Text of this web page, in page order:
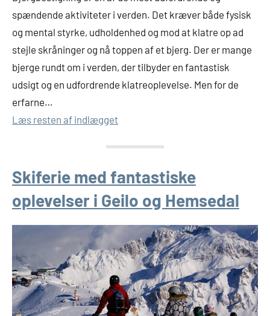
spændende aktiviteter i verden. Det kræver både fysisk
og mental styrke, udholdenhed og mod at klatre op ad
stejle skråninger og nå toppen af et bjerg. Der er mange
bjerge rundt om i verden, der tilbyder en fantastisk
udsigt og en udfordrende klatreoplevelse. Men for de
erfarne…
Læs resten af indlægget
Skiferie med fantastiske
oplevelser i Geilo og Hemsedal